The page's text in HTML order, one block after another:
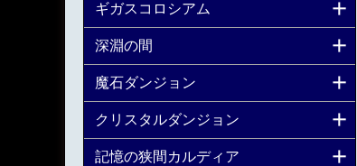
ギガスコロシアム
深淵の間
魔石ダンジョン
クリスタルダンジョン
記憶の狭間カルディア